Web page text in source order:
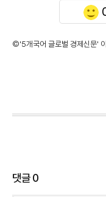
©'5개국어 글로벌 경제신문'
댓글0